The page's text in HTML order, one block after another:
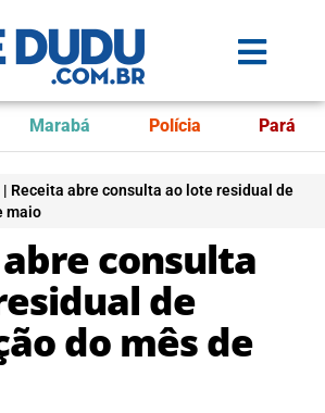
Marabá Polícia Pará
| Receita abre consulta ao lote residual de
maio
consulta
de
do mês de